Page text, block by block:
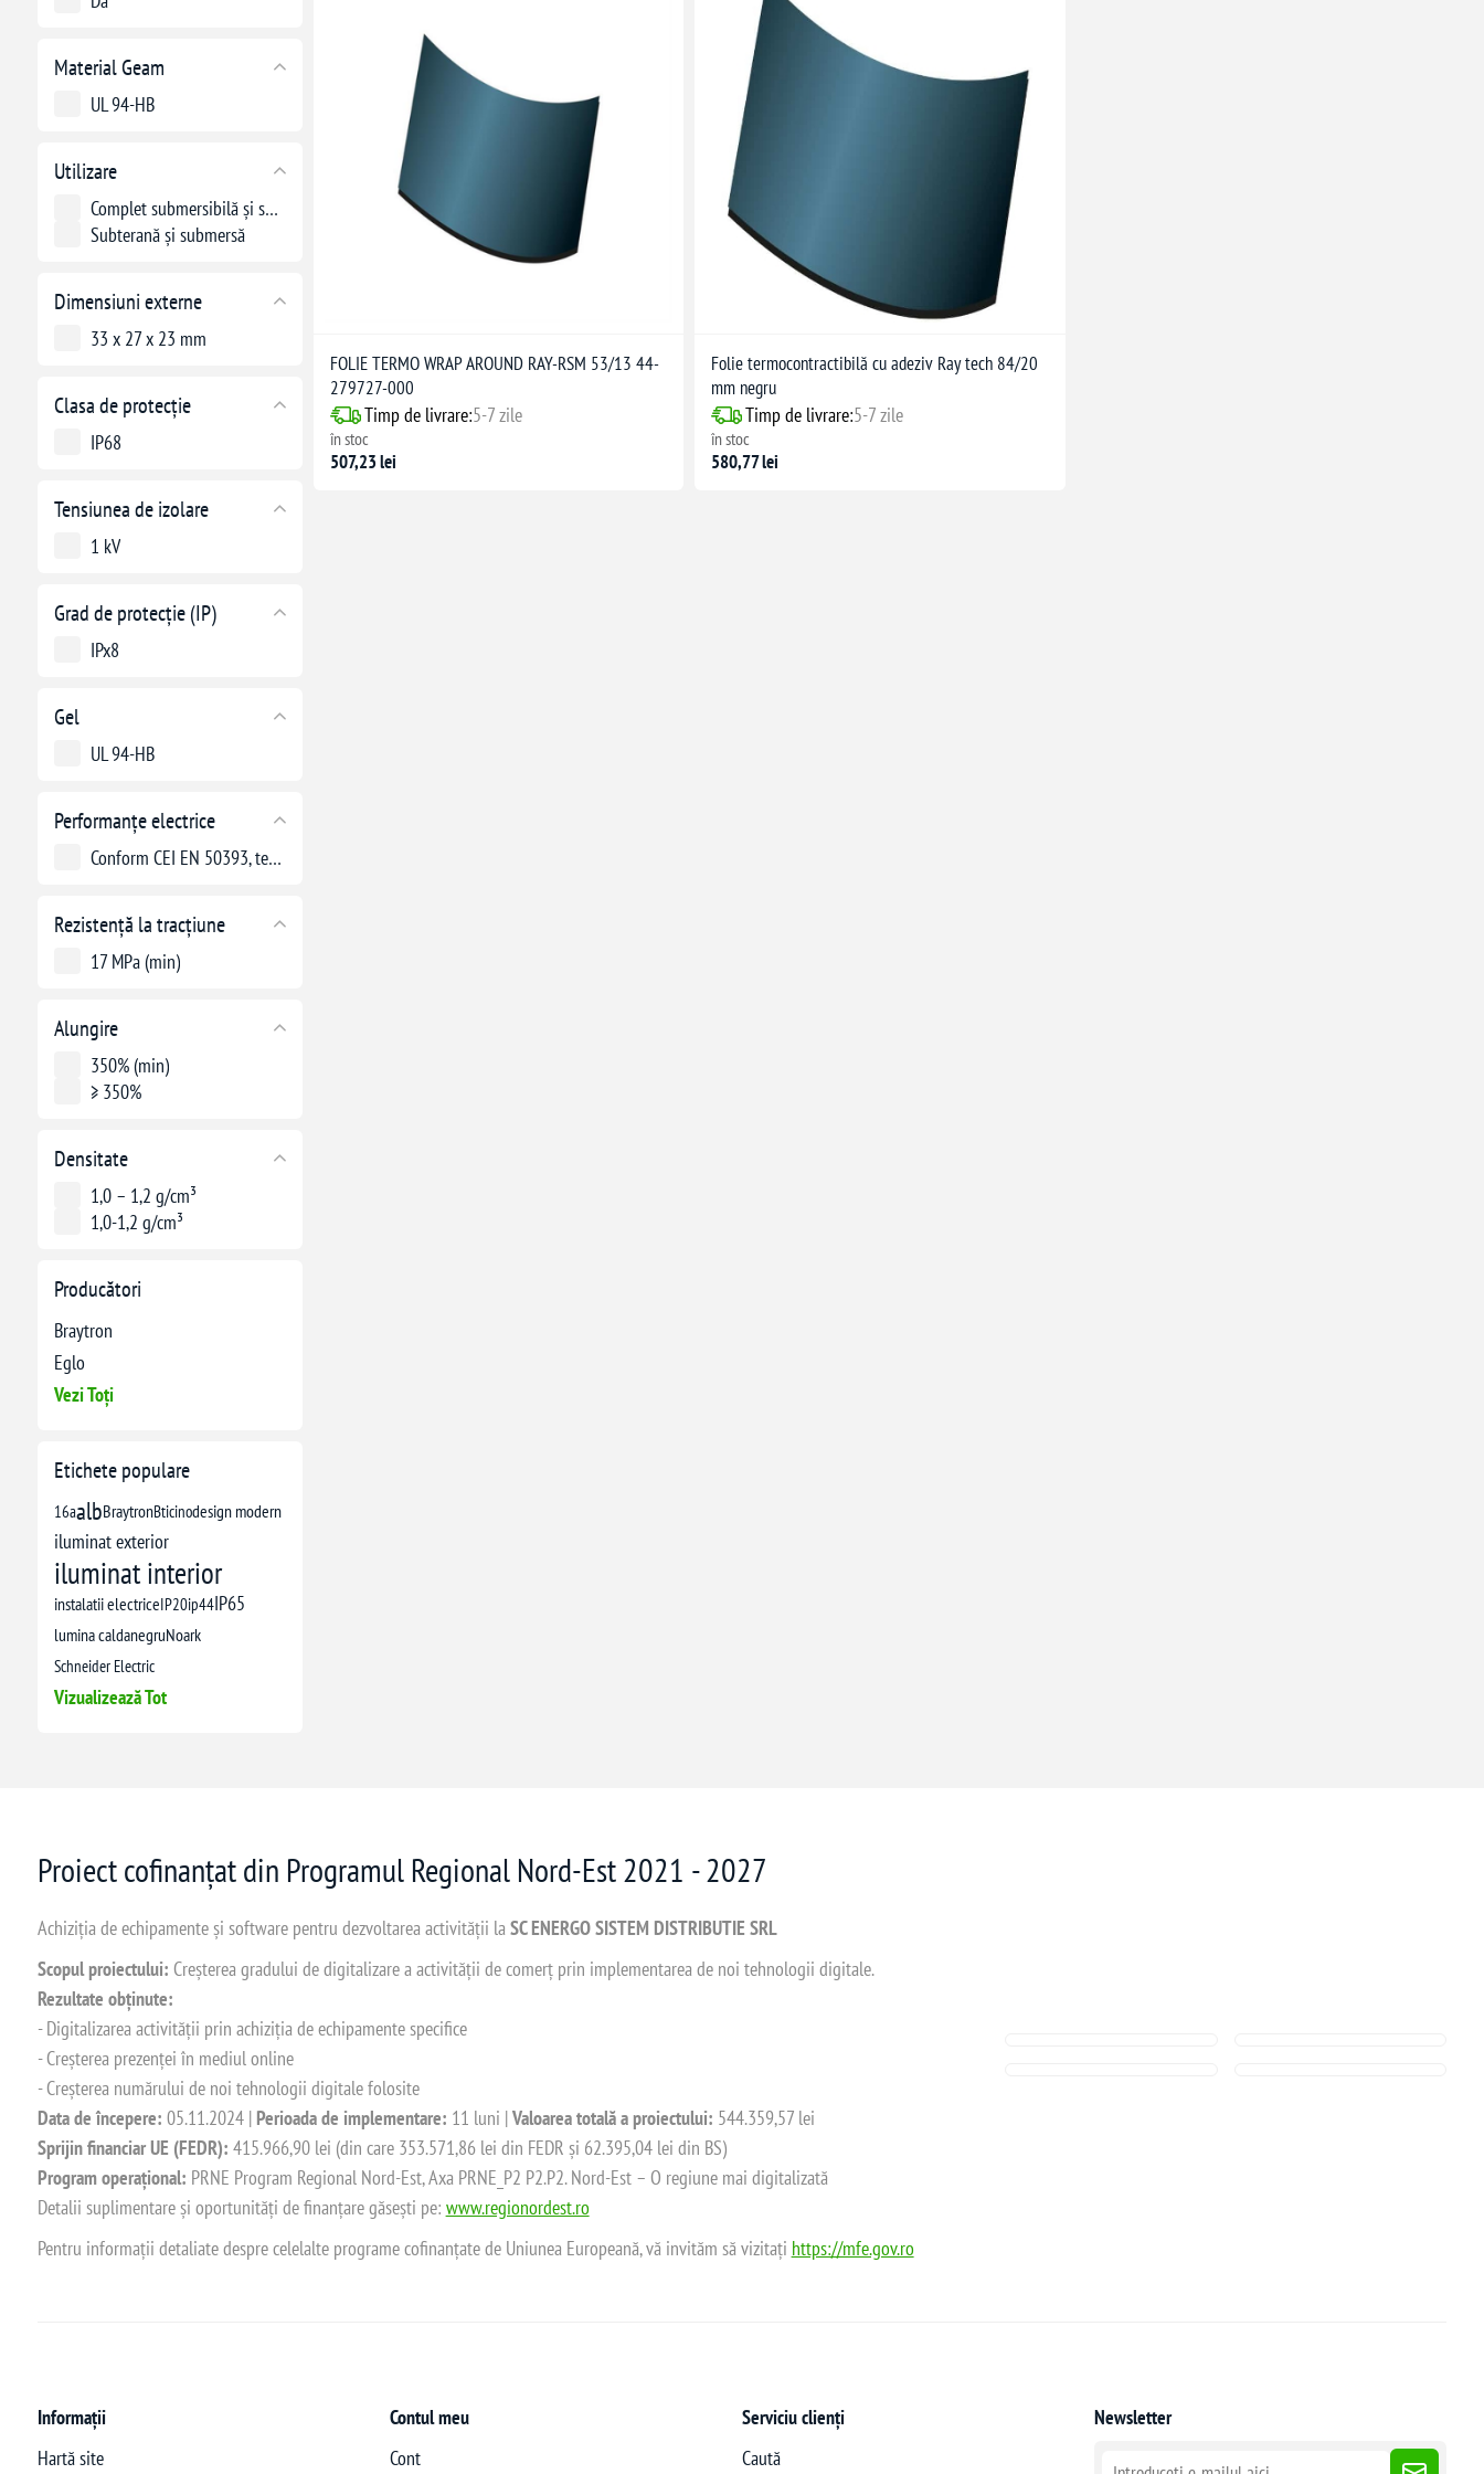
Material Geam
UL 94-HB
Utilizare
Complet submersibilă și subterană
Subterană și submersă
Dimensiuni externe
33 x 27 x 23 mm
Clasa de protecție
IP68
Tensiunea de izolare
1 kV
Grad de protecție (IP)
IPx8
Gel
UL 94-HB
Performanțe electrice
Conform CEI EN 50393, testată sub presiune de apă
Rezistență la tracțiune
17 MPa (min)
Alungire
350% (min)
≥ 350%
Densitate
1,0 – 1,2 g/cm³
1,0-1,2 g/cm³
Producători
Braytron
Eglo
Vezi Toți
Etichete populare
16aalbBraytronBticinodesign modern
iluminat exterior
iluminat interior
instalatii electriceIP20ip44IP65
lumina caldanegruNoark
Schneider Electric
Vizualizează Tot
FOLIE TERMO WRAP AROUND RAY-RSM 53/13 44-
279727-000
Timp de livrare:5-7 zile
în stoc
507,23 lei
Folie termocontractibilă cu adeziv Ray tech 84/20
mm negru
Timp de livrare:5-7 zile
în stoc
580,77 lei
Proiect cofinanțat din Programul Regional Nord-Est 2021 - 2027
Achiziția de echipamente și software pentru dezvoltarea activității laSC ENERGO SISTEM DISTRIBUTIE SRL
Scopul proiectului: Creșterea gradului de digitalizare a activității de comerț prin implementarea de noi tehnologii digitale.
Rezultate obținute:
- Digitalizarea activității prin achiziția de echipamente specifice
- Creșterea prezenței în mediul online
- Creșterea numărului de noi tehnologii digitale folosite
Data de începere: 05.11.2024 | Perioada de implementare: 11 luni |Valoarea totală a proiectului: 544.359,57 lei
Sprijin financiar UE (FEDR): 415.966,90 lei (din care 353.571,86 lei din FEDR și 62.395,04 lei din BS)
Program operațional: PRNE Program Regional Nord-Est, Axa PRNE_P2 P2.P2. Nord-Est – O regiune mai digitalizată
Detalii suplimentare și oportunități de finanțare găsești pe: www.regionordest.ro
Pentru informații detaliate despre celelalte programe cofinanțate de Uniunea Europeană, vă invităm să vizitați https://mfe.gov.ro
Informații
Hartă site
Contul meu
Cont
Serviciu clienți
Caută
Newsletter